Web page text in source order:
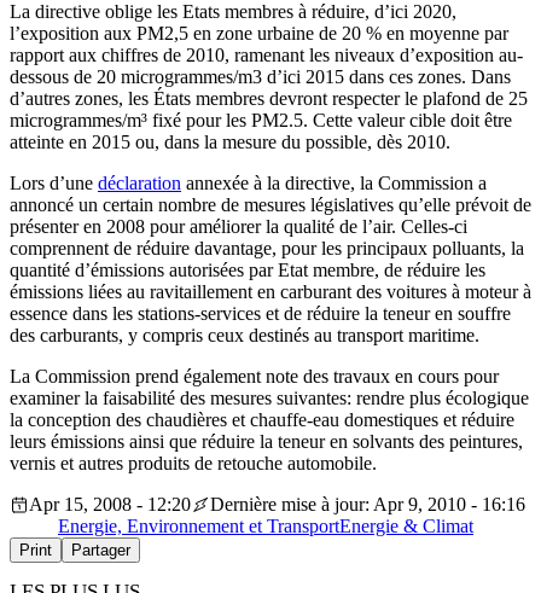
La directive oblige les Etats membres à réduire, d’ici 2020,
l’exposition aux PM2,5 en zone urbaine de 20 % en moyenne par
rapport aux chiffres de 2010, ramenant les niveaux d’exposition au-
dessous de 20 microgrammes/m3 d’ici 2015 dans ces zones. Dans
d’autres zones, les États membres devront respecter le plafond de 25
microgrammes/m³ fixé pour les PM2.5. Cette valeur cible doit être
atteinte en 2015 ou, dans la mesure du possible, dès 2010.
Lors d’une déclaration annexée à la directive, la Commission a
annoncé un certain nombre de mesures législatives qu’elle prévoit de
présenter en 2008 pour améliorer la qualité de l’air. Celles-ci
comprennent de réduire davantage, pour les principaux polluants, la
quantité d’émissions autorisées par Etat membre, de réduire les
émissions liées au ravitaillement en carburant des voitures à moteur à
essence dans les stations-services et de réduire la teneur en souffre
des carburants, y compris ceux destinés au transport maritime.
La Commission prend également note des travaux en cours pour
examiner la faisabilité des mesures suivantes: rendre plus écologique
la conception des chaudières et chauffe-eau domestiques et réduire
leurs émissions ainsi que réduire la teneur en solvants des peintures,
vernis et autres produits de retouche automobile.
Apr 15, 2008 - 12:20
Dernière mise à jour: Apr 9, 2010 - 16:16
Energie, Environnement et TransportEnergie & Climat
Print Partager